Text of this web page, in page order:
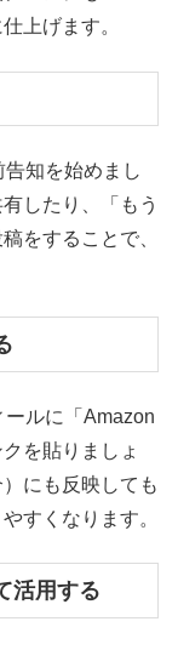
上げます。
知を始めまし
したり、「もう
をすることで、
ルに「Amazon
を貼りましょ
にも反映しても
すくなります。
活用する